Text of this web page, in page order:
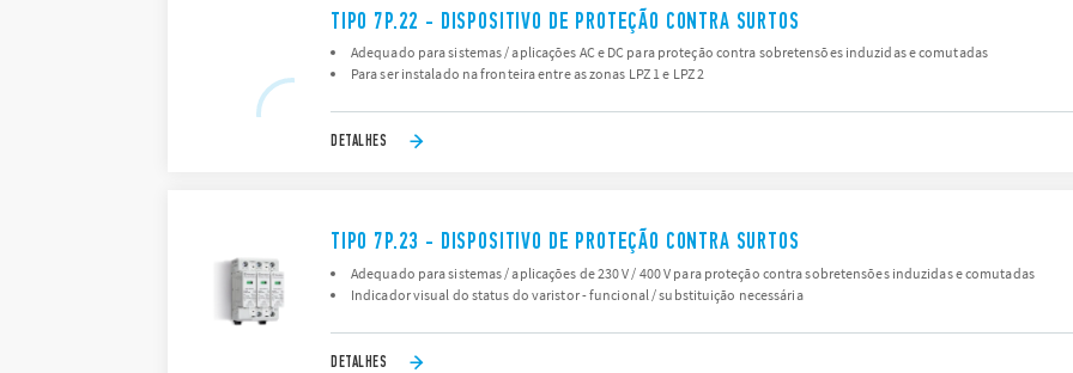
TIPO 7P.22 - DISPOSITIVO DE PROTEÇÃO CONTRA SURTOS
Adequado para sistemas / aplicações AC e DC para proteção contra sobretensões induzidas e comutadas
Para ser instalado na fronteira entre as zonas LPZ 1 e LPZ 2
DETALHES
TIPO 7P.23 - DISPOSITIVO DE PROTEÇÃO CONTRA SURTOS
Adequado para sistemas / aplicações de 230 V / 400 V para proteção contra sobretensões induzidas e comutadas
Indicador visual do status do varistor - funcional / substituição necessária
DETALHES